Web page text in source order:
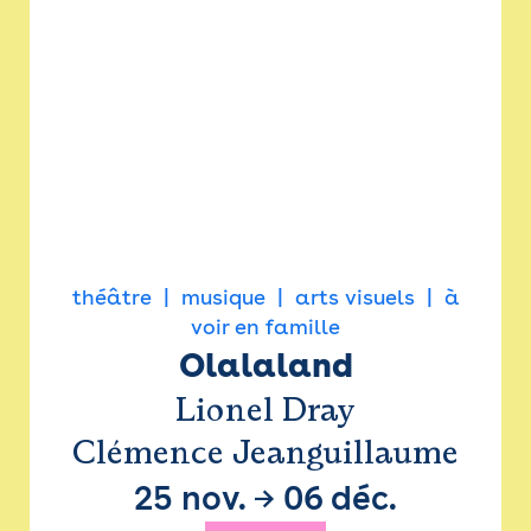
théâtre musique arts visuels
à
voir en famille
Olalaland
Lionel Dray
Clémence Jeanguillaume
25 nov. → 06 déc.